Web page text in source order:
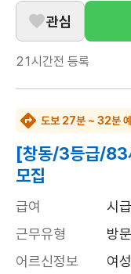
관심
21시간전 등록
도보 27분 ~ 32분
[창동/3등급/83
모집
급여
시
근무유형
방
어르신정보
여